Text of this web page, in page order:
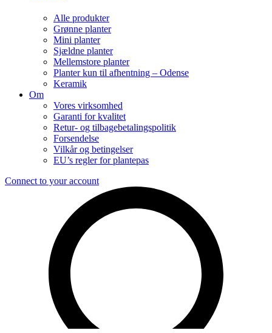
Alle produkter
Grønne planter
Mini planter
Sjældne planter
Mellemstore planter
Planter kun til afhentning – Odense
Keramik
Om
Vores virksomhed
Garanti for kvalitet
Retur- og tilbagebetalingspolitik
Forsendelse
Vilkår og betingelser
EU’s regler for plantepas
Connect to your account